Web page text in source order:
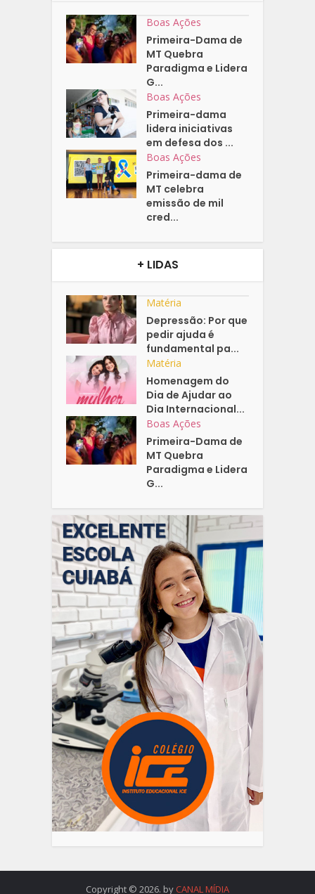
Boas Ações
Primeira-Dama de
MT Quebra
Paradigma e Lidera
G...
Boas Ações
Primeira-dama
lidera iniciativas
em defesa dos ...
Boas Ações
Primeira-dama de
MT celebra
emissão de mil
cred...
+ LIDAS
Matéria
Depressão: Por que
pedir ajuda é
fundamental pa...
Matéria
Homenagem do
Dia de Ajudar ao
Dia Internacional...
Boas Ações
Primeira-Dama de
MT Quebra
Paradigma e Lidera
G...
Copyright © 2026. by CANAL MÍDIA